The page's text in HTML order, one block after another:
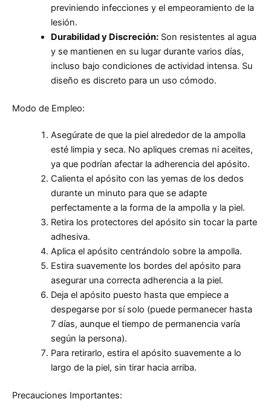
previniendo infecciones y el empeoramiento de la
lesión.
Durabilidad y Discreción:Son resistentes al agua
y se mantienen en su lugar durante varios días,
incluso bajo condiciones de actividad intensa. Su
diseño es discreto para un uso cómodo.
Modo de Empleo:
Asegúrate de que la piel alrededor de la ampolla
esté limpia y seca. No apliques cremas ni aceites,
ya que podrían afectar la adherencia del apósito.
Calienta el apósito con las yemas de los dedos
durante un minuto para que se adapte
perfectamente a la forma de la ampolla y la piel.
Retira los protectores del apósito sin tocar la parte
adhesiva.
Aplica el apósito centrándolo sobre la ampolla.
Estira suavemente los bordes del apósito para
asegurar una correcta adherencia a la piel.
Deja el apósito puesto hasta que empiece a
despegarse por sí solo (puede permanecer hasta
7 días, aunque el tiempo de permanencia varía
según la persona).
Para retirarlo, estira el apósito suavemente a lo
largo de la piel, sin tirar hacia arriba.
Precauciones Importantes: